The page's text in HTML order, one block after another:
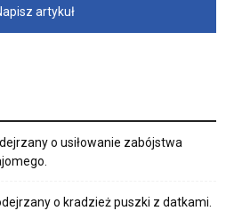
artykuł
o usiłowanie zabójstwa
o kradzież puszki z datkami.